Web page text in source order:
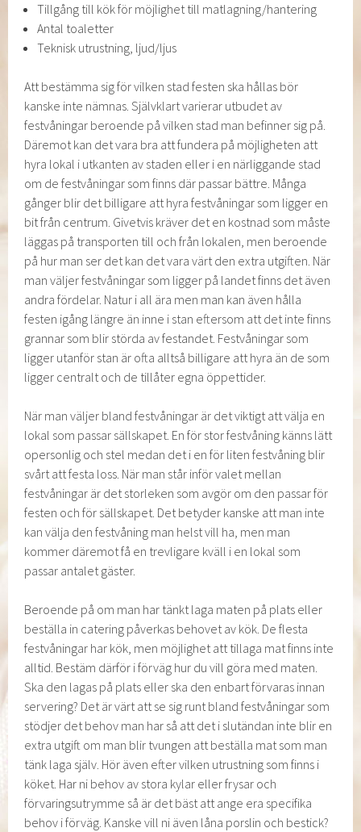
Tillgång till kök för möjlighet till matlagning/hantering
Antal toaletter
Teknisk utrustning, ljud/ljus
Att bestämma sig för vilken stad festen ska hållas bör
kanske inte nämnas. Självklart varierar utbudet av
festvåningar beroende på vilken stad man befinner sig på.
Däremot kan det vara bra att fundera på möjligheten att
hyra lokal i utkanten av staden eller i en närliggande stad
om de festvåningar som finns där passar bättre. Många
gånger blir det billigare att hyra festvåningar som ligger en
bit från centrum. Givetvis kräver det en kostnad som måste
läggas på transporten till och från lokalen, men beroende
på hur man ser det kan det vara värt den extra utgiften. När
man väljer festvåningar som ligger på landet finns det även
andra fördelar. Natur i all ära men man kan även hålla
festen igång längre än inne i stan eftersom att det inte finns
grannar som blir störda av festandet. Festvåningar som
ligger utanför stan är ofta alltså billigare att hyra än de som
ligger centralt och de tillåter egna öppettider.
När man väljer bland festvåningar är det viktigt att välja en
lokal som passar sällskapet. En för stor festvåning känns lätt
opersonlig och stel medan det i en för liten festvåning blir
svårt att festa loss. När man står inför valet mellan
festvåningar är det storleken som avgör om den passar för
festen och för sällskapet. Det betyder kanske att man inte
kan välja den festvåning man helst vill ha, men man
kommer däremot få en trevligare kväll i en lokal som
passar antalet gäster.
Beroende på om man har tänkt laga maten på plats eller
beställa in catering påverkas behovet av kök. De flesta
festvåningar har kök, men möjlighet att tillaga mat finns inte
alltid. Bestäm därför i förväg hur du vill göra med maten.
Ska den lagas på plats eller ska den enbart förvaras innan
servering? Det är värt att se sig runt bland festvåningar som
stödjer det behov man har så att det i slutändan inte blir en
extra utgift om man blir tvungen att beställa mat som man
tänk laga själv. Hör även efter vilken utrustning som finns i
köket. Har ni behov av stora kylar eller frysar och
förvaringsutrymme så är det bäst att ange era specifika
behov i förväg. Kanske vill ni även låna porslin och bestick?